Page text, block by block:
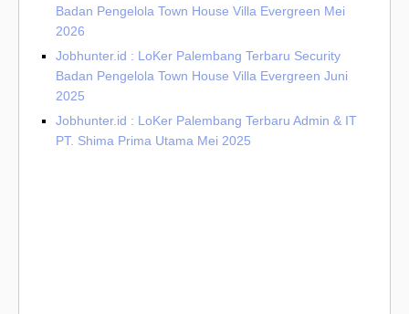
Badan Pengelola Town House Villa Evergreen Mei
2026
Jobhunter.id : LoKer Palembang Terbaru Security
Badan Pengelola Town House Villa Evergreen Juni
2025
Jobhunter.id : LoKer Palembang Terbaru Admin & IT
PT. Shima Prima Utama Mei 2025